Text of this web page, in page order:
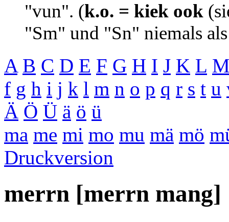
"vun". (k.o. = kiek ook
"Sm" und "Sn" niemals
A B C D E F G H I J K L
f g h i j k l m n o p q r s t u
Ä Ö Ü ä ö ü
ma me mi mo mu mä mö
Druckversion
merrn [merrn mang]